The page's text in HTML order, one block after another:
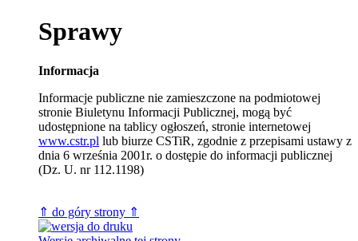
Sprawy
Informacja
Informacje publiczne nie zamieszczone na podmiotowej
stronie Biuletynu Informacji Publicznej, mogą być
udostępnione na tablicy ogłoszeń, stronie internetowej
www.cstr.pl lub biurze CSTiR, zgodnie z przepisami ustawy z
dnia 6 września 2001r. o dostępie do informacji publicznej
(Dz. U. nr 112.1198)
⇑ do góry strony ⇑